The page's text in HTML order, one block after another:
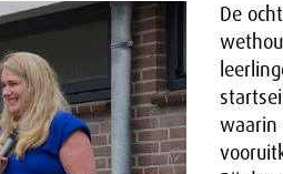
De
waarin